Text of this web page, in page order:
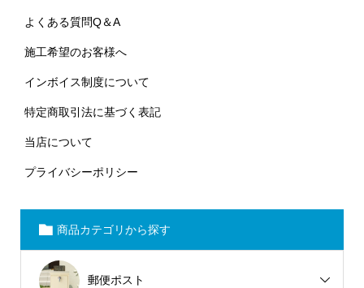
よくある質問Q＆A
施工希望のお客様へ
インボイス制度について
特定商取引法に基づく表記
当店について
プライバシーポリシー
商品カテゴリから探す
郵便ポスト